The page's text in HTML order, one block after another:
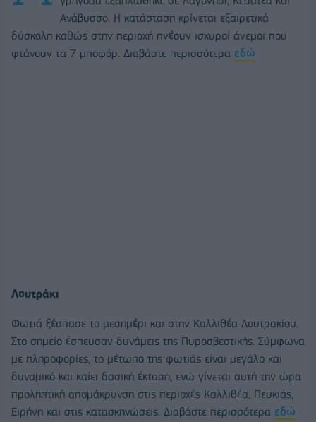
Ανάβυσσο. Η κατάσταση κρίνεται εξαιρετικά
δύσκολη καθώς στην περιοχή πνέουν ισχυροί άνεμοι που
φτάνουν τα 7 μποφόρ. Διαβάστε περισσότερα εδώ
Λουτράκι
Φωτιά ξέσπασε το μεσημέρι και στην Καλλιθέα Λουτρακίου.
Στο σημείο έσπευσαν δυνάμεις της Πυροσβεστικής. Σύμφωνα
με πληροφορίες, το μέτωπο της φωτιάς είναι μεγάλο και
δυναμικό και καίει δασική έκταση, ενώ γίνεται αυτή την ώρα
προληπτική απομάκρυνση στις περιοχές Καλλιθέα, Πευκιάς,
Ειρήνη και στις κατασκηνώσεις. Διαβάστε περισσότερα εδώ